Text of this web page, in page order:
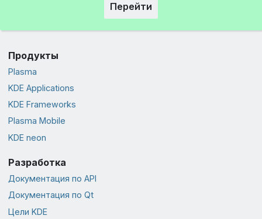
Перейти
Продукты
Plasma
KDE Applications
KDE Frameworks
Plasma Mobile
KDE neon
Разработка
Документация по API
Документация по Qt
Цели KDE